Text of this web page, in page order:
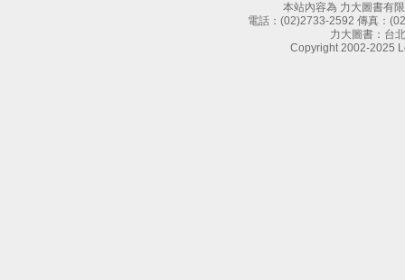
本站內容為 力大圖書有
電話： (02)2733-2592 傳真：
力大圖書：台
Copyright 2002-2025